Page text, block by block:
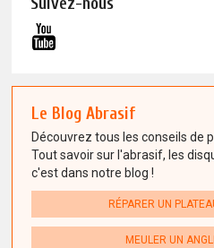
Le Blog Abrasif
Découvrez tous les conseils de
Tout savoir sur l'abrasif, les
c'est dans notre blog !
RÉPARER UN
MEULER UN